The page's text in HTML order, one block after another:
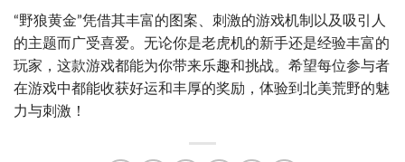
“野狼黄金”凭借其丰富的图案、刺激的游戏机制以及吸引人
的主题而广受喜爱。无论你是老虎机的新手还是经验丰富的
玩家，这款游戏都能为你带来乐趣和挑战。希望每位参与者
在游戏中都能收获好运和丰厚的奖励，体验到北美荒野的魅
力与刺激！